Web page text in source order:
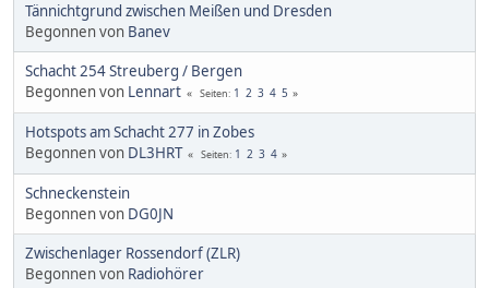
Tännichtgrund zwischen Meißen und Dresden
Begonnen von Banev
Schacht 254 Streuberg / Bergen
Begonnen von Lennart Seiten 1 2 3 4 5
Hotspots am Schacht 277 in Zobes
Begonnen von DL3HRT Seiten 1 2 3 4
Schneckenstein
Begonnen von DG0JN
Zwischenlager Rossendorf (ZLR)
Begonnen von Radiohörer